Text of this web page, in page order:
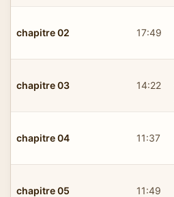
chapitre 02 17:49
chapitre 03 14:22
chapitre 04 11:37
chapitre 05 11:49